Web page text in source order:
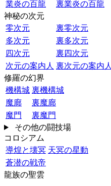
業炎の百龍
裏業炎の百龍
神秘の次元
零次元
裏零次元
多次元
裏多次元
四次元
裏四次元
次元の案内人 裏次元の案内人
修羅の幻界
機構城 裏機構城
魔廊
裏魔廊
魔門
裏魔門
その他の闘技場
コロシアム
導煌と壊冥 天冥の星動
蒼潜の戦帝
龍族の聖雲